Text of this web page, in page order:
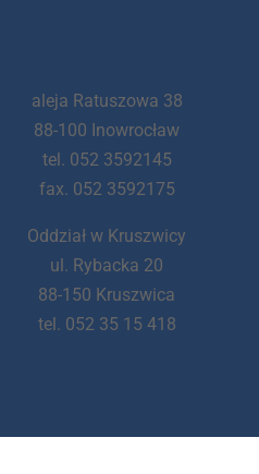
aleja Ratuszowa 38
88-100 Inowrocław
tel. 052 3592145
fax. 052 3592175
Oddział w Kruszwicy
ul. Rybacka 20
88-150 Kruszwica
tel. 052 35 15 418